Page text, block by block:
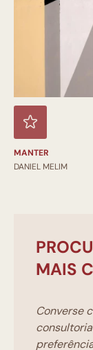
MANTER
DANIEL MELIM
MAIS
Converse